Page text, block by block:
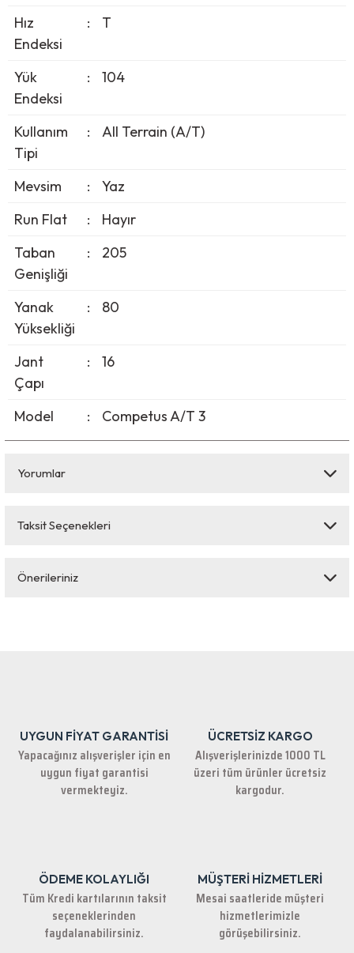
Hız
Endeksi
: T
Yük
Endeksi
: 104
Kullanım
Tipi
: All Terrain (A/T)
Mevsim :
Yaz
Run Flat
:
Hayır
Taban
Genişliği
: 205
Yanak
Yüksekliği
: 80
Jant
Çapı
: 16
Model : Competus A/T 3
Yorumlar
Bu ürüne ilk yorumu siz yapın!
Taksit Seçenekleri
Önerileriniz
Ürün bilgilerinde hatalar bulunuyor.
Ürün fiyatı diğer sitelerden daha pahalı.
Bu ürüne benzer farklı alternatifler olmalı.
UYGUN FİYAT GARANTİSİ
Yapacağınız alışverişler için en
uygun fiyat garantisi
vermekteyiz.
ÜCRETSİZ KARGO
Alışverişlerinizde 1000 TL
üzeri tüm ürünler ücretsiz
kargodur.
ÖDEME KOLAYLIĞI
Tüm Kredi kartılarının taksit
seçeneklerinden
faydalanabilirsiniz.
MÜŞTERİ HİZMETLERİ
Mesai saatleride müşteri
hizmetlerimizle
görüşebilirsiniz.